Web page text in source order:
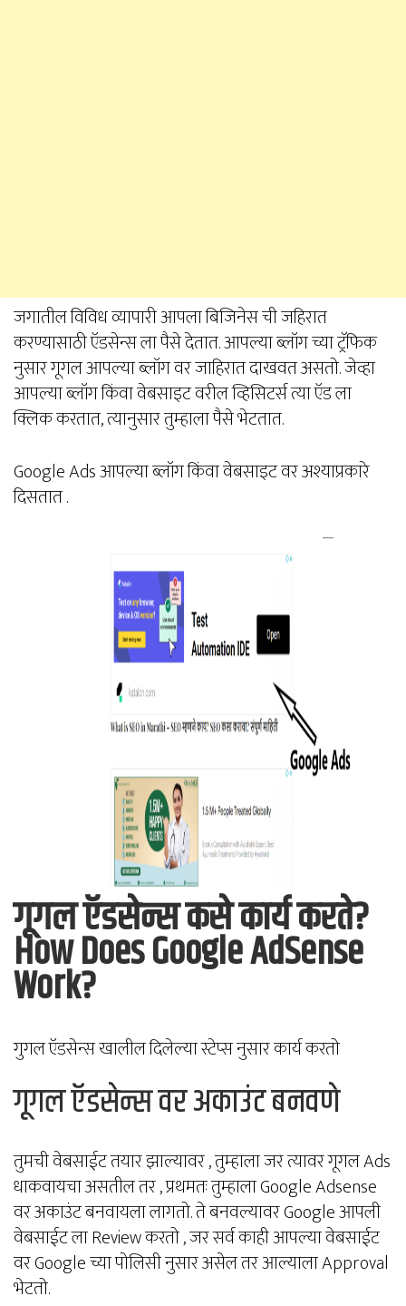
जगातील विविध व्यापारी आपला बिजिनेस ची जहिरात
करण्यासाठी ऍडसेन्स ला पैसे देतात. आपल्या ब्लॉग च्या ट्रॅफिक
नुसार गूगल आपल्या ब्लॉग वर जाहिरात दाखवत असतो. जेव्हा
आपल्या ब्लॉग किंवा वेबसाइट वरील व्हिसिटर्स त्या ऍड ला
क्लिक करतात, त्यानुसार तुम्हाला पैसे भेटतात.
Google Ads आपल्या ब्लॉग किंवा वेबसाइट वर अश्याप्रकारे
दिसतात .
गूगल ऍडसेन्स कसे कार्य करते?
How Does Google AdSense
Work?
गुगल ऍडसेन्स खालील दिलेल्या स्टेप्स नुसार कार्य करतो
गूगल ऍडसेन्स वर अकाउंट बनवणे
तुमची वेबसाईट तयार झाल्यावर , तुम्हाला जर त्यावर गूगल Ads
धाकवायचा असतील तर , प्रथमतः तुम्हाला Google Adsense
वर अकाउंट बनवायला लागतो. ते बनवल्यावर Google आपली
वेबसाईट ला Review करतो , जर सर्व काही आपल्या वेबसाईट
वर Google च्या पोलिसी नुसार असेल तर आल्याला Approval
भेटतो.